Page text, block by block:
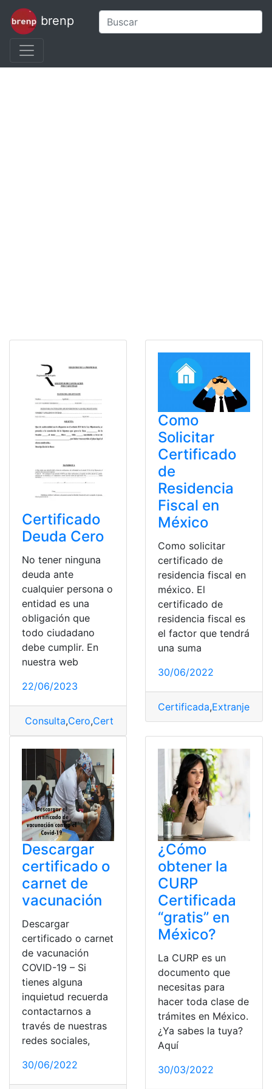
brenp
Certificado
Deuda Cero
No tener ninguna
deuda ante
cualquier persona o
entidad es una
obligación que
todo ciudadano
debe cumplir. En
nuestra web
22/06/2023
Consulta,Cero,Certificada ,deuda,Préstamo,Préstamo
Como
Solicitar
Certificado
de
Residencia
Fiscal en
México
Como solicitar
certificado de
residencia fiscal en
méxico. El
certificado de
residencia fiscal es
el factor que tendrá
una suma
30/06/2022
Certificada,Extranjero
Descargar
certificado o
carnet de
vacunación
Descargar
certificado o carnet
de vacunación
COVID-19 – Si
tienes alguna
inquietud recuerda
contactarnos a
través de nuestras
redes sociales,
30/06/2022
¿Cómo
obtener la
CURP
Certificada
“gratis” en
México?
La CURP es un
documento que
necesitas para
hacer toda clase de
trámites en México.
¿Ya sabes la tuya?
Aquí
30/03/2022